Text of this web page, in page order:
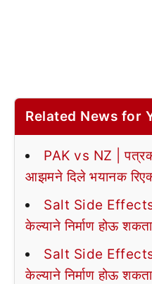
Related News for
PAK vs NZ |
आझमने दिले भयानक
Salt Side Effects
केल्याने निर्माण होऊ
Salt Side Effects
केल्याने निर्माण होऊ